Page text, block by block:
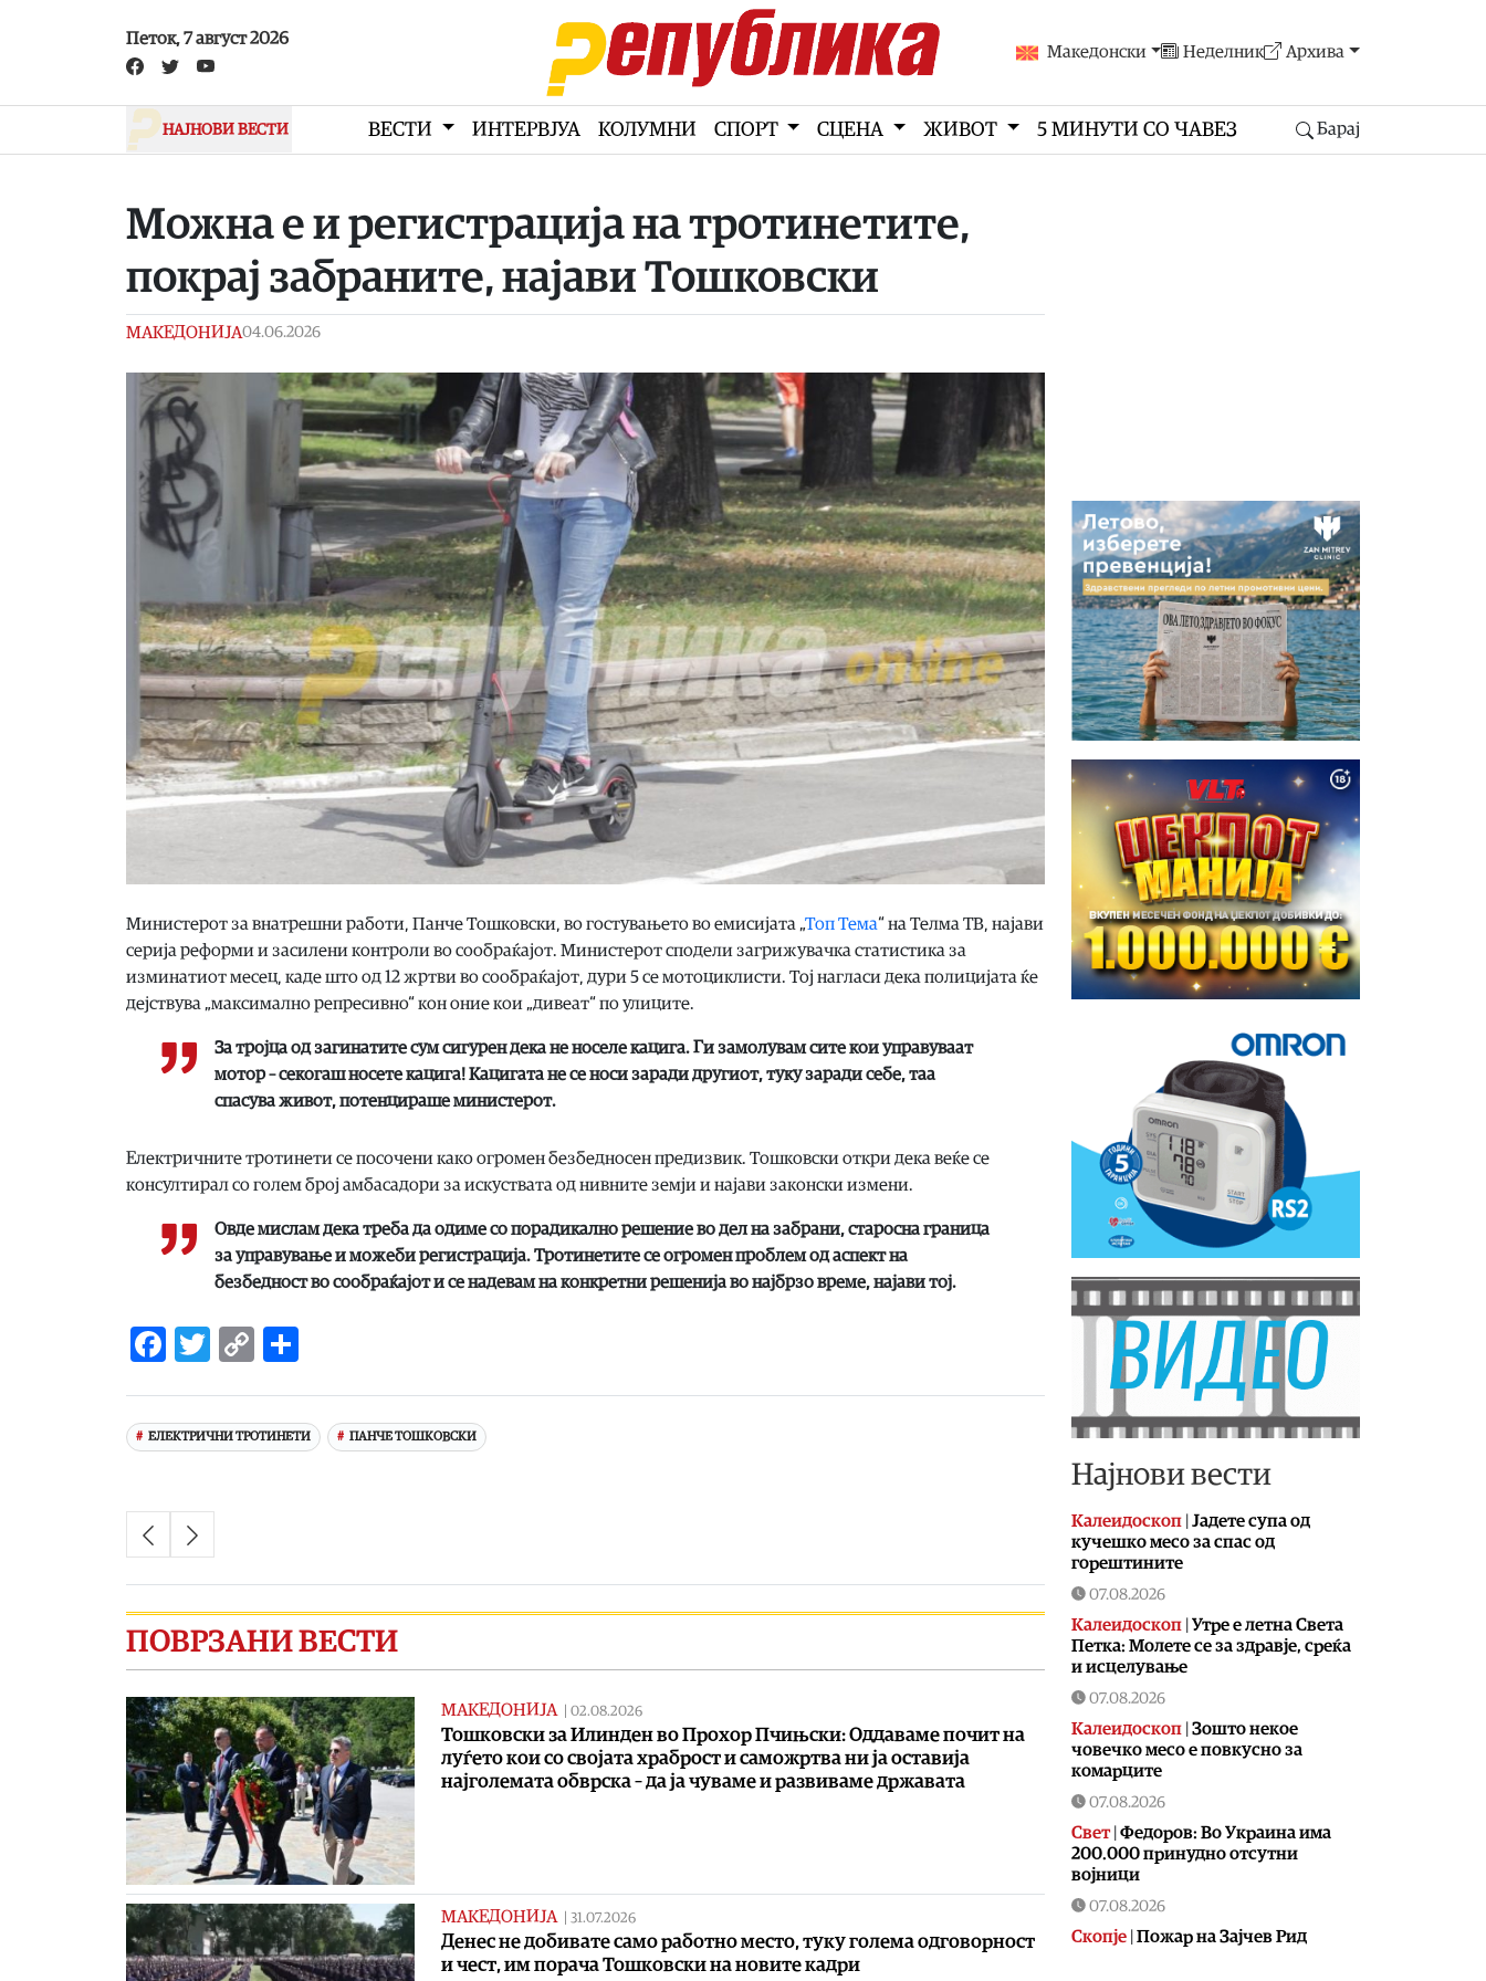
Петок, 7 август 2026
Македонски Неделник Архива
НАЈНОВИ ВЕСТИ ВЕСТИ ИНТЕРВЈУА КОЛУМНИ СПОРТ СЦЕНА ЖИВОТ 5 МИНУТИ СО ЧАВЕЗ Барај
Можна е и регистрација на тротинетите,
покрај забраните, најави Тошковски
МАКЕДОНИЈА04.06.2026
Министерот за внатрешни работи, Панче Тошковски, во гостувањето во емисијата „Топ Тема“ на Телма ТВ, најави
серија реформи и засилени контроли во сообраќајот. Министерот сподели загрижувачка статистика за
изминатиот месец, каде што од 12 жртви во сообраќајот, дури 5 се мотоциклисти. Тој нагласи дека полицијата ќе
дејствува „максимално репресивно“ кон оние кои „дивеат“ по улиците.
За тројца од загинатите сум сигурен дека не носеле кацига. Ги замолувам сите кои управуваат
мотор – секогаш носете кацига! Кацигата не се носи заради другиот, туку заради себе, таа
спасува живот, потенцираше министерот.
Електричните тротинети се посочени како огромен безбедносен предизвик. Тошковски откри дека веќе се
консултирал со голем број амбасадори за искуствата од нивните земји и најави законски измени.
Овде мислам дека треба да одиме со порадикално решение во дел на забрани, старосна граница
за управување и можеби регистрација. Тротинетите се огромен проблем од аспект на
безбедност во сообраќајот и се надевам на конкретни решенија во најбрзо време, најави тој.
Facebook
Twitter
Copy
ЕЛЕКТРИЧНИ ТРОТИНЕТИ ПАНЧЕ ТОШКОВСКИ
ПОВРЗАНИ ВЕСТИ
МАКЕДОНИЈА 02.08.2026
Toшковски за Илинден во Прохор Пчињски: Oддаваме почит на
луѓето кои со својата храброст и саможртва ни ја оставија
најголемата обврска – да ја чуваме и развиваме државата
МАКЕДОНИЈА 31.07.2026
Денес не добивате само работно место, туку голема одговорност
и чест, им порача Тошковски на новите кадри
Најнови вести
Калеидоскоп | Jадете супа од
кучешко месо за спас од
горештините
07.08.2026
Калеидоскоп | Утре е летна Света
Петка: Молете се за здравје, среќа
и исцелување
07.08.2026
Калеидоскоп | Зошто некое
човечко месо е повкусно за
комарците
07.08.2026
Свет| Федоров: Во Украина има
200.000 принудно отсутни
војници
07.08.2026
Скопје | Пожар на Зајчев Рид